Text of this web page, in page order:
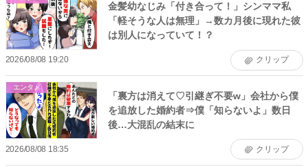
金髪幼なじみ「付き合って！」シンママ私
「軽そうな人は無理」→数カ月後に現れた彼
は別人になっていて！？
2026/08/08 19:20 クリップ
エンタメ
「裏方は消えて♡引継ぎ不要w」会社から僕
を追放した婚約者⇒僕「知らないよ」数日
後…大混乱の結末に
2026/08/08 18:35 クリップ